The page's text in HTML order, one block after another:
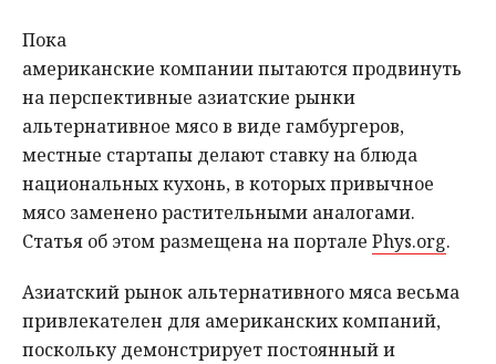
Пока
американские компании пытаются продвинуть
на перспективные азиатские рынки
альтернативное мясо в виде гамбургеров,
местные стартапы делают ставку на блюда
национальных кухонь, в которых привычное
мясо заменено растительными аналогами.
Статья об этом размещена на портале Phys.org.
Азиатский рынок альтернативного мяса весьма
привлекателен для американских компаний,
поскольку демонстрирует постоянный и